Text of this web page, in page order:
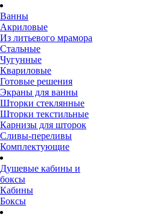
Ванны
Акриловые
Из литьевого мрамора
Стальные
Чугунные
Квариловые
Готовые решения
Экраны для ванны
Шторки стеклянные
Шторки текстильные
Карнизы для шторок
Сливы-переливы
Комплектующие
Душевые кабины и
боксы
Кабины
Боксы